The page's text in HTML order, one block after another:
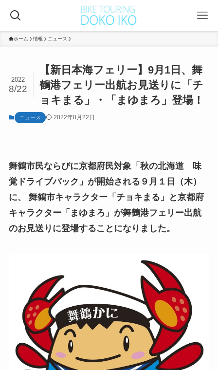
ホーム 情報 ニュース
【新日本海フェリー】9月1日、舞
鶴港フェリー出航お見送りに「チ
ョキまる」・「まゆまろ」登場！
2022
8/22
ニュース 2022年8月22日
舞鶴市民ならびに京都府民対象「秋の北海道 味
覚ドライブパック」が開始される９月１日（木）
に、 舞鶴市キャラクター「チョキまる」と京都府
キャラクター「まゆまろ」が舞鶴港フェリー出航
のお見送りに登場することになりました。